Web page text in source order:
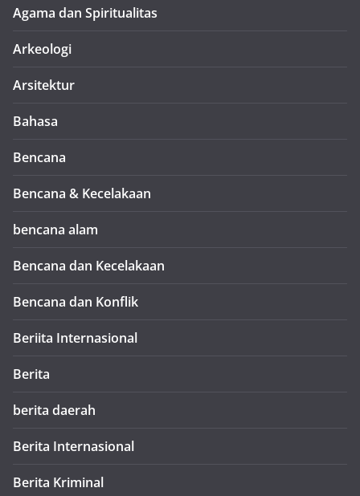
Agama dan Spiritualitas
Arkeologi
Arsitektur
Bahasa
Bencana
Bencana & Kecelakaan
bencana alam
Bencana dan Kecelakaan
Bencana dan Konflik
Beriita Internasional
Berita
berita daerah
Berita Internasional
Berita Kriminal